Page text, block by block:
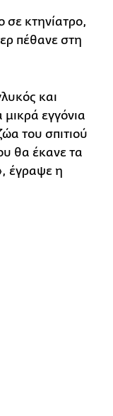
σε κτηνίατρο,
πέθανε στη
και
εγγόνια
του σπιτιού
θα έκανε τα
έγραψε η